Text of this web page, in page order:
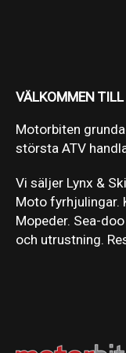
VÄLKOMMEN
Motorbiten
största ATV
Vi säljer Lynx &
Moto fyrhjulingar.
Mopeder. Sea-
och utrustning.